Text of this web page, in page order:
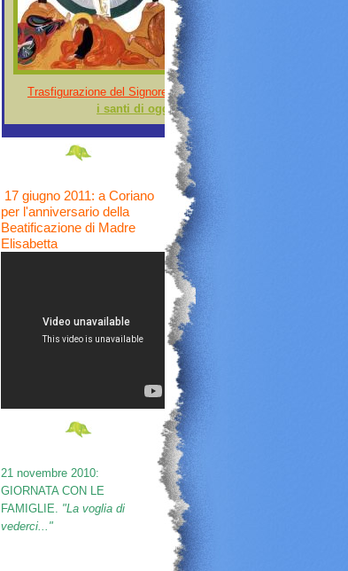
Trasfigurazione del Signore
i santi di oggi ...
17 giugno 2011: a Coriano
per l'anniversario della
Beatificazione di Madre
Elisabetta
21 novembre 2010:
GIORNATA CON LE
FAMIGLIE. "La voglia di
vederci..."